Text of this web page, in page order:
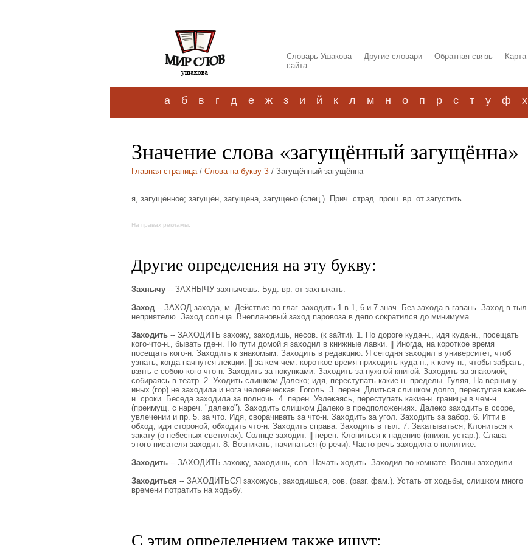
Словарь Ушакова Другие словари Обратная связь
Карта
сайта
а б в г д е ж з и й к л м н о п р с т у ф х
Значение слова «загущённый загущённа»
Главная страница/ Слова на букву З/ Загущённый загущённа
я, загущённое; загущён, загущена, загущено (спец.). Прич. страд. прош. вр. от загустить.
На правах рекламы:
Другие определения на эту букву:
Захнычу-- ЗАХНЫЧУ захнычешь. Буд. вр. от захныкать.
Заход-- ЗАХОД захода, м. Действие по глаг. заходить 1 в 1, 6 и 7 знач. Без захода в гавань. Заход в тыл
неприятелю. Заход солнца. Внеплановый заход паровоза в депо сократился до минимума.
Заходить-- ЗАХОДИТЬ захожу, заходишь, несов. (к зайти). 1. По дороге куда-н., идя куда-н., посещать
кого-что-н., бывать где-н. По пути домой я заходил в книжные лавки. || Иногда, на короткое время
посещать кого-н. Заходить к знакомым. Заходить в редакцию. Я сегодня заходил в университет, чтоб
узнать, когда начнутся лекции. || за кем-чем. короткое время приходить куда-н., к кому-н., чтобы забрать,
взять с собою кого-что-н. Заходить за покупками. Заходить за нужной книгой. Заходить за знакомой,
собираясь в театр. 2. Уходить слишком Далеко; идя, переступать какие-н. пределы. Гуляя, На вершину
иных (гор) не заходила и нога человеческая. Гоголь. 3. перен. Длиться слишком долго, переступая какие-
н. сроки. Беседа заходила за полночь. 4. перен. Увлекаясь, переступать какие-н. границы в чем-н.
(преимущ. с нареч. "далеко"). Заходить слишком Далеко в предположениях. Далеко заходить в ссоре,
увлечении и пр. 5. за что. Идя, сворачивать за что-н. Заходить за угол. Заходить за забор. 6. Итти в
обход, идя стороной, обходить что-н. Заходить справа. Заходить в тыл. 7. Закатываться, Клониться к
закату (о небесных светилах). Солнце заходит. || перен. Клониться к падению (книжн. устар.). Слава
этого писателя заходит. 8. Возникать, начинаться (о речи). Часто речь заходила о политике.
Заходить-- ЗАХОДИТЬ захожу, заходишь, сов. Начать ходить. Заходил по комнате. Волны заходили.
Заходиться -- ЗАХОДИТЬСЯ захожусь, заходишься, сов. (разг. фам.). Устать от ходьбы, слишком много
времени потратить на ходьбу.
С этим определением также ищут: